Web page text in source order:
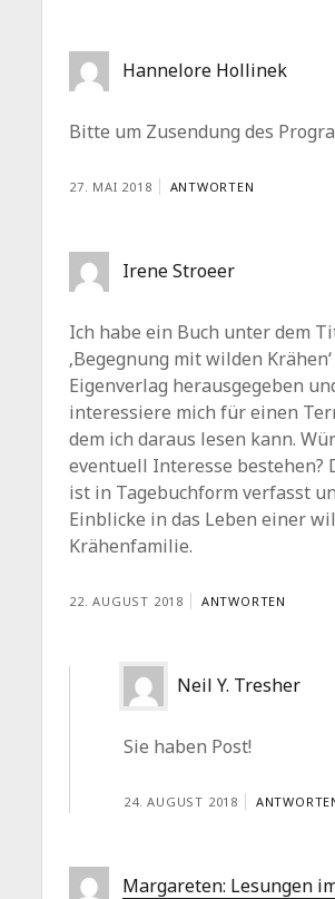
Hannelore Hollinek
Bitte um Zusendung des
27. MAI 2018 ANTWORTEN
Irene Stroeer
Ich habe ein Buch unter dem
‚Begegnung mit wilden
Eigenverlag herausgegeben
interessiere mich für einen
dem ich daraus lesen kann.
eventuell Interesse bestehen?
ist in Tagebuchform verfasst
Einblicke in das Leben einer
Krähenfamilie.
22. AUGUST 2018 ANTWORTEN
Neil Y. Tresher
Sie haben Post!
24. AUGUST 2018
Margareten: Lesungen